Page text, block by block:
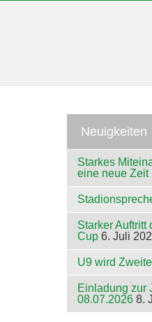
Neuigkeiten
Starkes
eine neue Zeit
Starker Auftritt
Cup 6. Juli
U9 wird
Einladung zur
08.07.2026 8.